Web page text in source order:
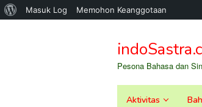
Tentang
Masuk Log Memohon Keanggotaan
konten
Pesona Bahasa dan
Aktivitas